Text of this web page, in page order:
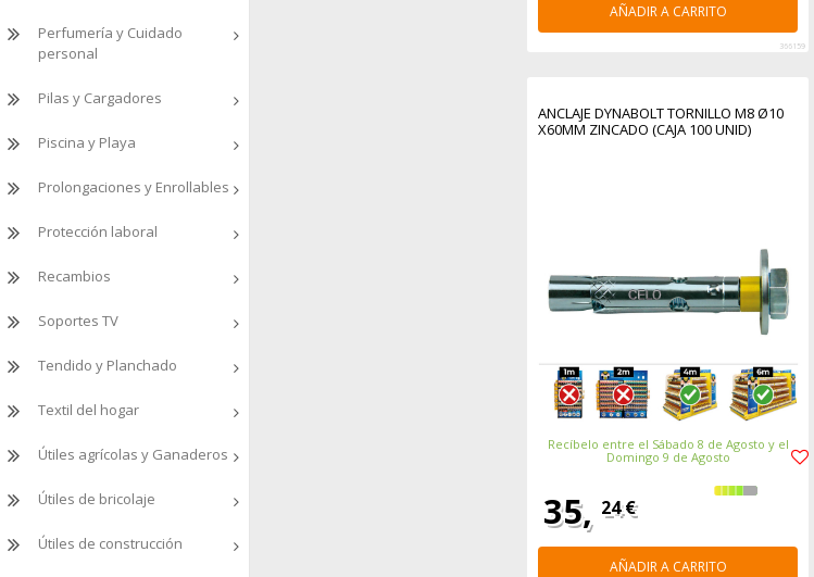
Perfumería y Cuidado
personal
Pilas y Cargadores
Piscina y Playa
Prolongaciones y Enrollables
Protección laboral
Recambios
Soportes TV
Tendido y Planchado
Textil del hogar
Útiles agrícolas y Ganaderos
Útiles de bricolaje
Útiles de construcción
AÑADIR A CARRITO
366159
ANCLAJE DYNABOLT TORNILLO M8 Ø10
X60MM ZINCADO (CAJA 100 UNID)
Recíbelo entre el Sábado 8 de Agosto y el
Domingo 9 de Agosto
35, 24 €
AÑADIR A CARRITO